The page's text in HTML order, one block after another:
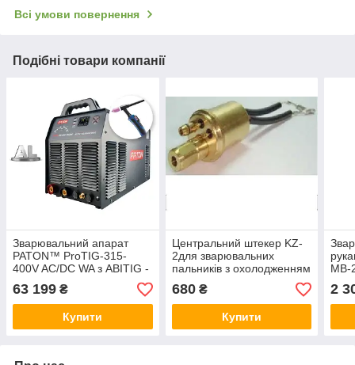
Всі умови повернення
Подібні товари компанії
Зварювальний апарат
PATON™ ProTIG-315-
400V AC/DC WA з ABITIG -
18 з рідинним
охолодженням (4 м)
63 199 ₴
Купити
Центральний штекер KZ-
2для зварювальних
пальників з охолодженням
газом 501.0003
680₴
Купити
MB-
2